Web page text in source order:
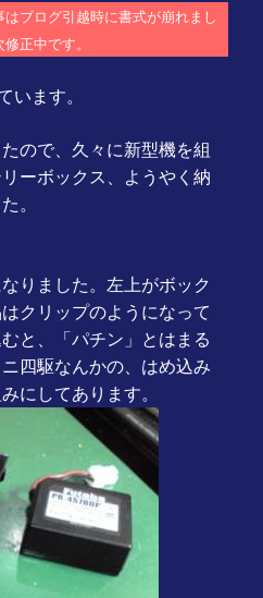
ブログ引越時に書式が崩れまし
正中です。
います。
ので、久々に新型機を組
ーボックス、ようやく納
。
りました。左上がボック
クリップのようになって
と、「パチン」とはまる
四駆なんかの、はめ込み
にしてあります。